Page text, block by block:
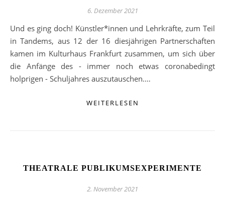
6. Dezember 2021
Und es ging doch! Künstler*innen und Lehrkräfte, zum Teil
in Tandems, aus 12 der 16 diesjährigen Partnerschaften
kamen im Kulturhaus Frankfurt zusammen, um sich über
die Anfänge des - immer noch etwas coronabedingt
holprigen - Schuljahres auszutauschen.…
WEITERLESEN
THEATRALE PUBLIKUMSEXPERIMENTE
2. November 2021